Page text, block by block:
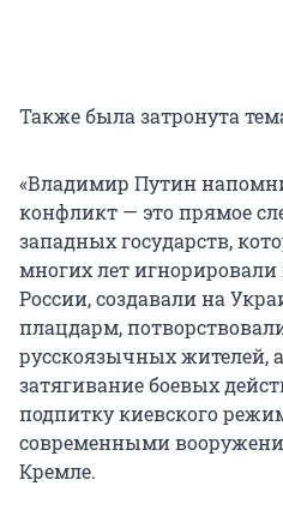
Также была затронута
«Владимир Путин
конфликт — это прямое
западных государств,
многих лет игнорировали
России, создавали на
плацдарм,
русскоязычных жителей,
затягивание боевых
подпитку киевского
современными
Кремле.